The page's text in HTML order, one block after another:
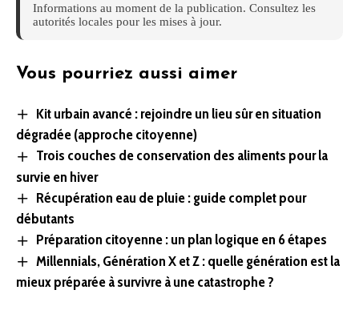
Informations au moment de la publication. Consultez les
autorités locales pour les mises à jour.
Vous pourriez aussi aimer
Kit urbain avancé : rejoindre un lieu sûr en situation
dégradée (approche citoyenne)
Trois couches de conservation des aliments pour la
survie en hiver
Récupération eau de pluie : guide complet pour
débutants
Préparation citoyenne : un plan logique en 6 étapes
Millennials, Génération X et Z : quelle génération est la
mieux préparée à survivre à une catastrophe ?